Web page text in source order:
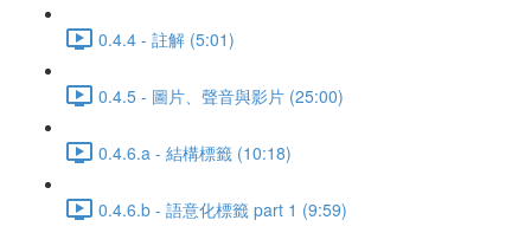
0.4.4 - 註解 (5:01)
0.4.5 - 圖片、聲音與影片 (25:00)
0.4.6.a - 結構標籤 (10:18)
0.4.6.b - 語意化標籤 part 1 (9:59)